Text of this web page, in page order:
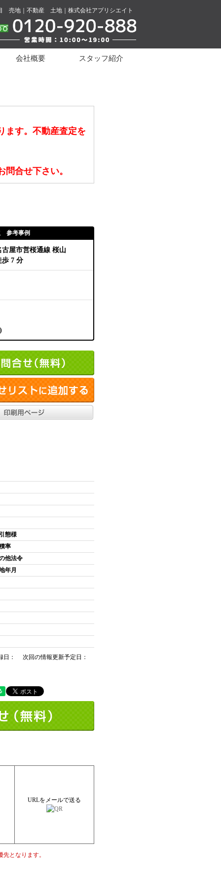
売地｜不動産 土地｜株式会社アプリシエイト
会社概要 スタッフ紹介
ます。不動産査定を
合せ下さい。
参考事例
古屋市営桜通線 桜山
歩 7 分
態様
率
他法令
年月
日： 次回の情報更新予定日：
URLをメールで送る
となります。